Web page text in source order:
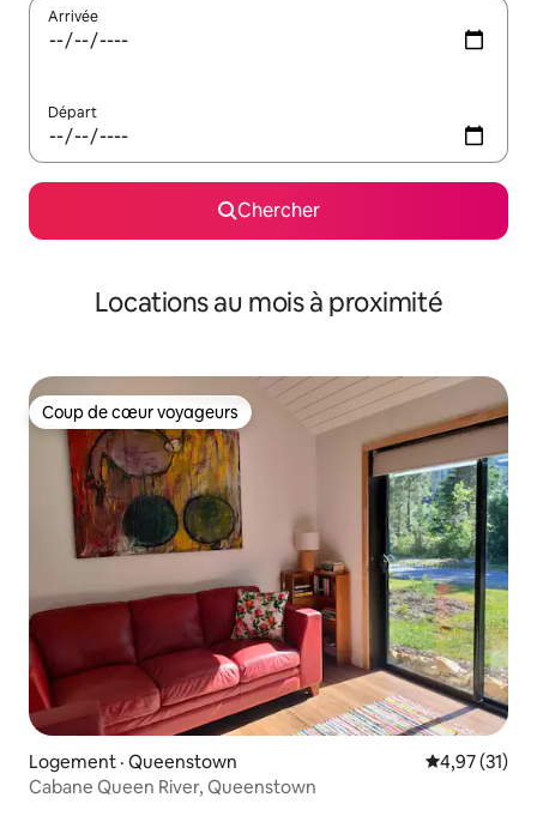
Arrivée
Départ
Chercher
Locations au mois à proximité
Coup de cœur voyageurs
Coup de cœur voyageurs
Logement · Queenstown Note
4,97 (31)
Cabane Queen River, Queenstown